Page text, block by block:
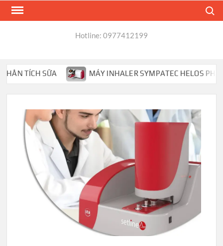
Skip
Hotline: 0977412199
TÍCH SỮA MÁY INHALER SYMPATEC HELOS PHÂN